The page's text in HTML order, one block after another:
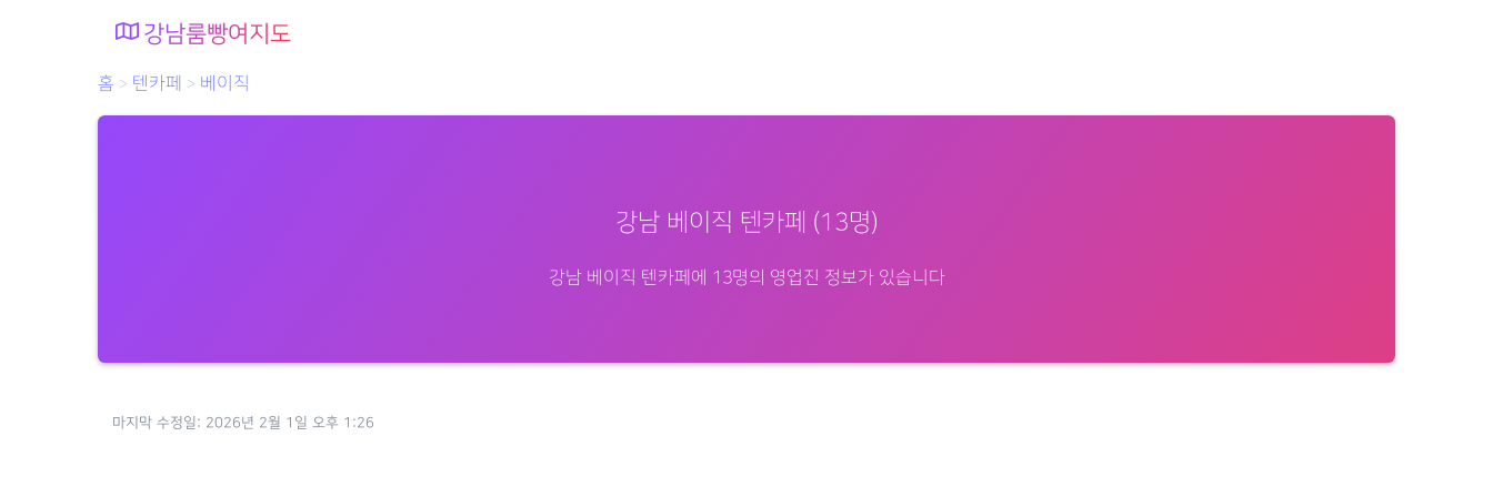
강남룸빵여지도
홈 > 텐카페 > 베이직
강남 베이직 텐카페 (13명)
강남 베이직 텐카페에 13명의 영업진 정보가 있습니다
마지막 수정일: 2026년 2월 1일 오후 1:26